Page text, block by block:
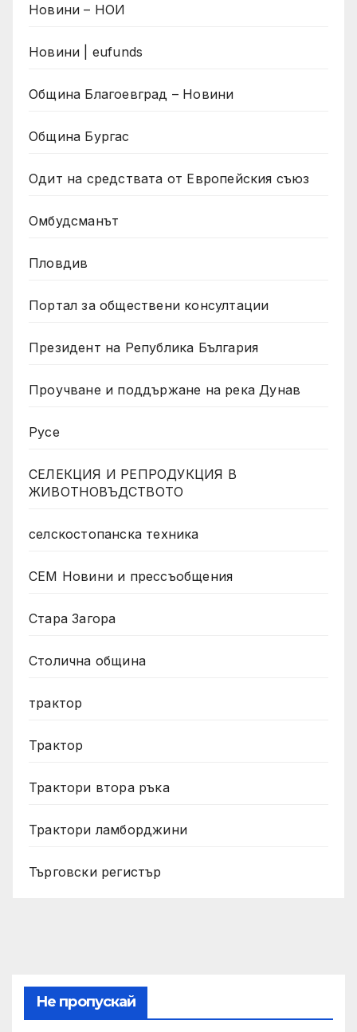
Новини – НОИ
Новини | eufunds
Община Благоевград – Новини
Община Бургас
Одит на средствата от Европейския съюз
Омбудсманът
Пловдив
Портал за обществени консултации
Президент на Република България
Проучване и поддържане на река Дунав
Русе
СЕЛЕКЦИЯ И РЕПРОДУКЦИЯ В
ЖИВОТНОВЪДСТВОТО
селскостопанска техника
СЕМ Новини и прессъобщения
Стара Загора
Столична община
трактор
Трактор
Трактори втора ръка
Трактори ламборджини
Търговски регистър
Не пропускай